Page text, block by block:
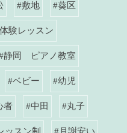
#敷地 #葵区
験レッスン
静岡 ピアノ教室
#ベビー #幼児
者 #中田 #丸子